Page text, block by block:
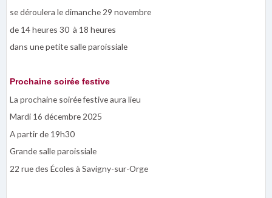
se déroulera le dimanche 29 novembre
de 14 heures 30 à 18 heures
dans une petite salle paroissiale
Prochaine soirée festive
La prochaine soirée festive aura lieu
Mardi 16 décembre 2025
A partir de 19h30
Grande salle paroissiale
22 rue des Écoles à Savigny-sur-Orge